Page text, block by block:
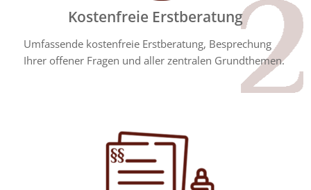
Kostenfreie Erstberatung
Umfassende kostenfreie Erstberatung, Besprechung
Ihrer offener Fragen und aller zentralen Grundthemen.